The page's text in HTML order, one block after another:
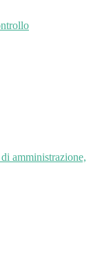
amministrazione,